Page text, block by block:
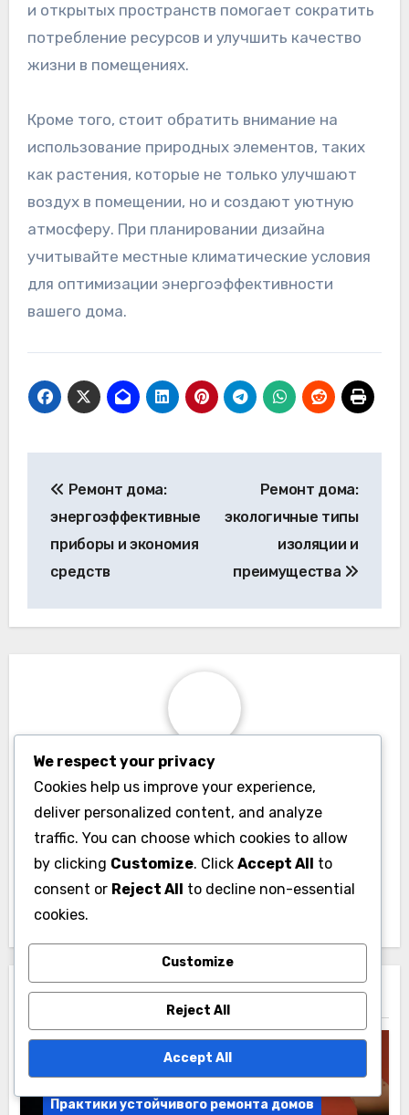
и открытых пространств помогает сократить
потребление ресурсов и улучшить качество
жизни в помещениях.
Кроме того, стоит обратить внимание на
использование природных элементов, таких
как растения, которые не только улучшают
воздух в помещении, но и создают уютную
атмосферу. При планировании дизайна
учитывайте местные климатические условия
для оптимизации энергоэффективности
вашего дома.
navigation
Ремонт дома:
энергоэффективные
приборы и экономия
средств
Ремонт дома:
экологичные типы
изоляции и
преимущества
By Oleg Sokolov
Oleg - досвідчений аналітик ринку доменів, який
спеціалізується на аукціонах доменів в Україні.
Його пристрасть до цифрових активів допомогла
багатьом підприємцям знайти унікальні доменні
Related Post
Практики устойчивого ремонта домов
We respect your privacy
Cookies help us improve your experience,
deliver personalized content, and analyze
traffic. You can choose which cookies to allow
by clicking Customize. Click Accept All to
consent or Reject All to decline non-essential
cookies.
Customize
Reject All
Accept All